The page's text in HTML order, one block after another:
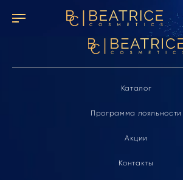
Элемент не найден
Каталог
Программа лояльности
Акции
Контакты